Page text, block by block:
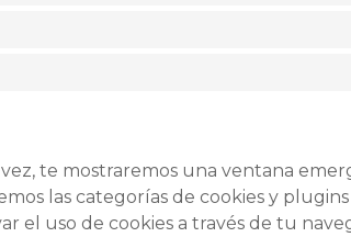
te mostraremos una ventana
las categorías de cookies y
el uso de cookies a través de tu